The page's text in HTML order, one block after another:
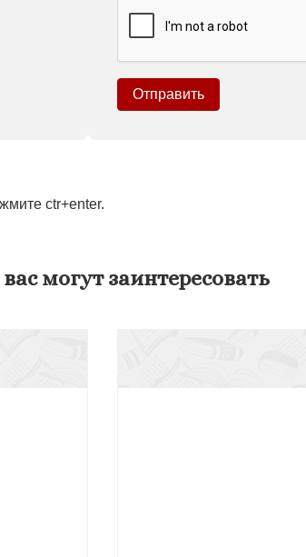
ctr+enter.
могут заинтересовать